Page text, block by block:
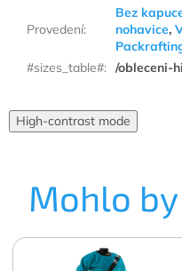
Provedení:
Bez
nohavice,
#sizes_table#: /obleceni-
High-contrast mode
Mohlo